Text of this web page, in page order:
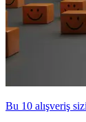
Bu 10 alışveriş